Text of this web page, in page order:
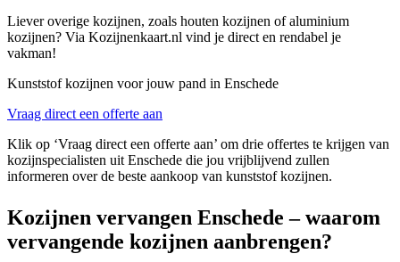
Liever overige kozijnen, zoals houten kozijnen of aluminium
kozijnen? Via Kozijnenkaart.nl vind je direct en rendabel je
vakman!
Kunststof kozijnen voor jouw pand in Enschede
Vraag direct een offerte aan
Klik op ‘Vraag direct een offerte aan’ om drie offertes te krijgen van
kozijnspecialisten uit Enschede die jou vrijblijvend zullen
informeren over de beste aankoop van kunststof kozijnen.
Kozijnen vervangen Enschede – waarom
vervangende kozijnen aanbrengen?